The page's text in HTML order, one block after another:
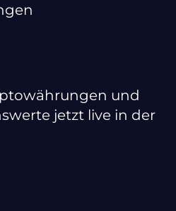
und
jetzt live in der